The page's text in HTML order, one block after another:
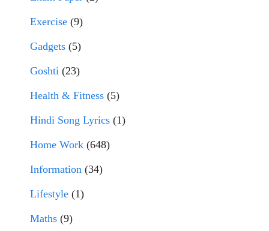
Exercise (9)
Gadgets (5)
Goshti (23)
Health & Fitness (5)
Hindi Song Lyrics (1)
Home Work (648)
Information (34)
Lifestyle (1)
Maths (9)